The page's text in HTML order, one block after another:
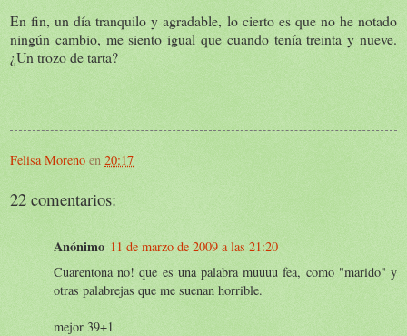
En fin, un día tranquilo y agradable, lo cierto es que no he notado
ningún cambio, me siento igual que cuando tenía treinta y nueve.
¿Un trozo de tarta?
Felisa Moreno en 20:17
22 comentarios:
Anónimo 11 de marzo de 2009 a las 21:20
Cuarentona no! que es una palabra muuuu fea, como "marido" y
otras palabrejas que me suenan horrible.
mejor 39+1